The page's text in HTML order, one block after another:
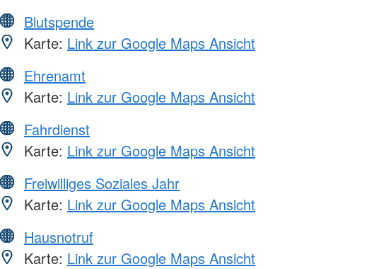
Blutspende
Karte: Link zur Google Maps Ansicht
Ehrenamt
Karte: Link zur Google Maps Ansicht
Fahrdienst
Karte: Link zur Google Maps Ansicht
Freiwilliges Soziales Jahr
Karte: Link zur Google Maps Ansicht
Hausnotruf
Karte: Link zur Google Maps Ansicht